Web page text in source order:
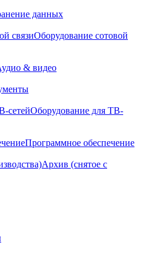
данных
Оборудование сотовой
& видео
Оборудование для ТВ-
Программное обеспечение
Архив (снятое с